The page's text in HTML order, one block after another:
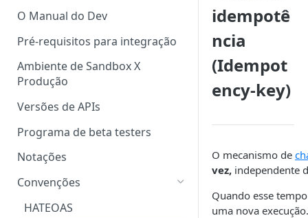
O Manual do Dev
Pré-requisitos para integração
Ambiente de Sandbox X
Produção
Versões de APIs
Programa de beta testers
Notações
Convenções
HATEOAS
idempotê
ncia
(Idempot
ency-key)
O mecanismo de
vez, independente
Quando esse
uma nova execução.